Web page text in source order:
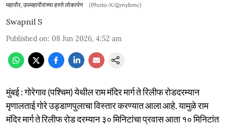
महापौर, उपमहापौरांच्या हस्ते लोकार्पण
(Photo-X/@mybmc)
Swapnil S
Published on: 08 Jun 2026, 4:52 am
मुंबई : गोरेगाव (पश्चिम) येथील राम मंदिर मार्ग ते रिलीफ रोडदरम्यान
मृणालताई गोरे उड्डाणपुलाचा विस्तार करण्‍यात आला आहे. यामुळे राम
मंदिर मार्ग ते रिलीफ रोड दरम्यान ३० मिनिटांचा प्रवास आता १० मिनिटांत